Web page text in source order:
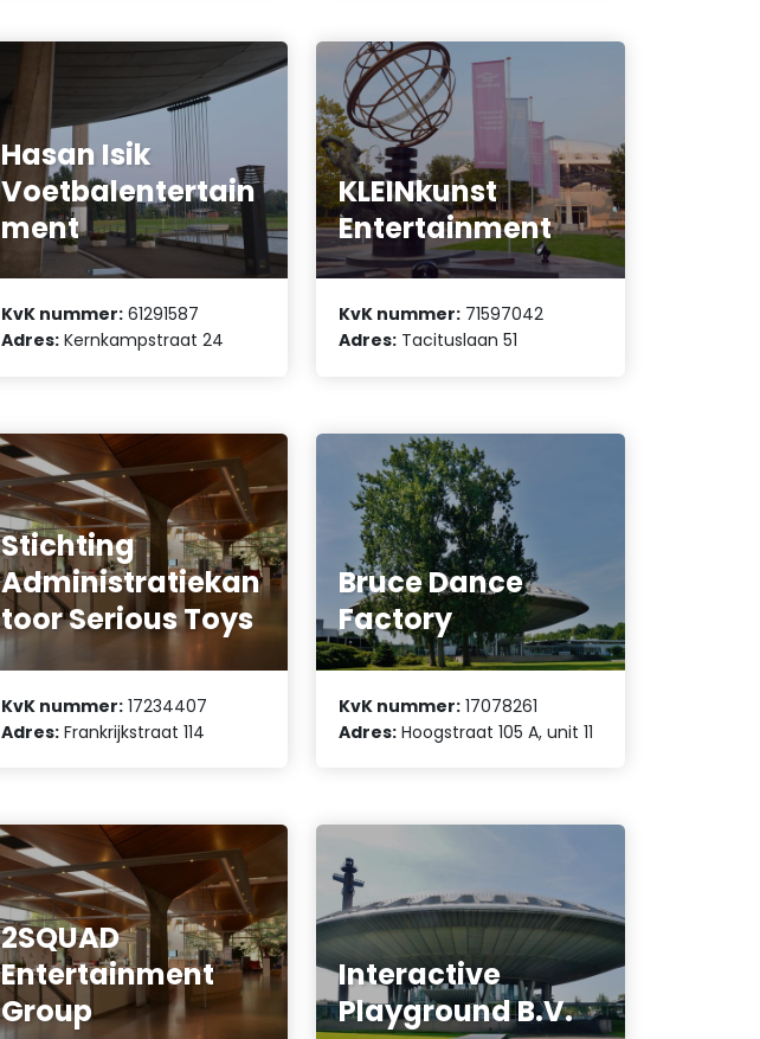
Hasan Isik
Voetbalentertain
ment
KvK nummer: 61291587
Adres: Kernkampstraat 24
KLEINkunst
Entertainment
KvK nummer: 71597042
Adres: Tacituslaan 51
Stichting
Administratiekan
toor Serious Toys
KvK nummer: 17234407
Adres: Frankrijkstraat 114
Bruce Dance
Factory
KvK nummer: 17078261
Adres: Hoogstraat 105 A, unit 11
2SQUAD
Entertainment
Group
Interactive
Playground B.V.